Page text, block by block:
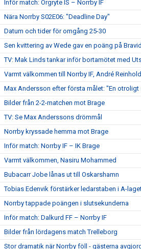
Inför match: Örgryte IS – Norrby IF
Nära Norrby S02E06: "Deadline Day"
Datum och tider för omgång 25-30
Sen kvittering av Wede gav en poäng på
TV: Mak Linds tankar inför bortamötet med
Varmt välkommen till Norrby IF, André
Max Andersson efter första målet: "En otroligt
Bilder från 2-2-matchen mot Brage
TV: Se Max Anderssons drömmål
Norrby kryssade hemma mot Brage
Inför match: Norrby IF – IK Brage
Varmt välkommen, Nasiru Mohammed
Bubacarr Jobe lånas ut till Oskarshamn
Tobias Edenvik förstärker ledarstaben i A-
Norrby tappade poängen i slutsekunderna
Inför match: Dalkurd FF – Norrby IF
Bilder från lördagens match Trelleborg
Stor dramatik när Norrby föll - gästerna